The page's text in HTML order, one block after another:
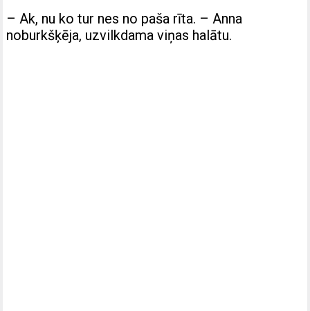
– Ak, nu ko tur nes no paša rīta. – Anna
noburkšķēja, uzvilkdama viņas halātu.